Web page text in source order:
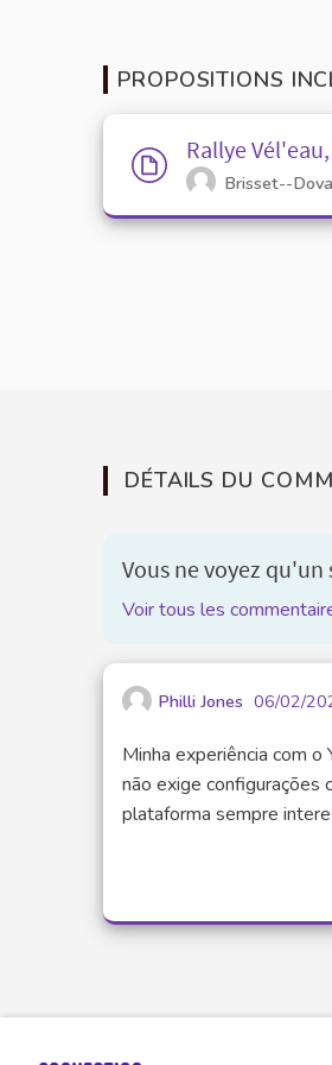
PROPOSITIONS
Rallye
Brisset--
DÉTAILS DU
Vous ne voyez
Voir tous les
Philli Jones 06/02/
Minha experiência com o
não exige configurações
plataforma sempre